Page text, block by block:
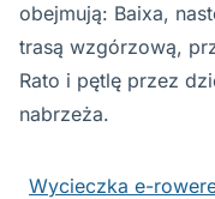
obejmują: Baixa,
trasą wzgórzową,
Rato i pętlę przez
nabrzeża.
Wycieczka e-